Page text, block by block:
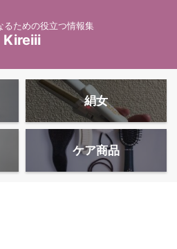
るための役立つ情報集
Kireiii
絹女
ケア商品